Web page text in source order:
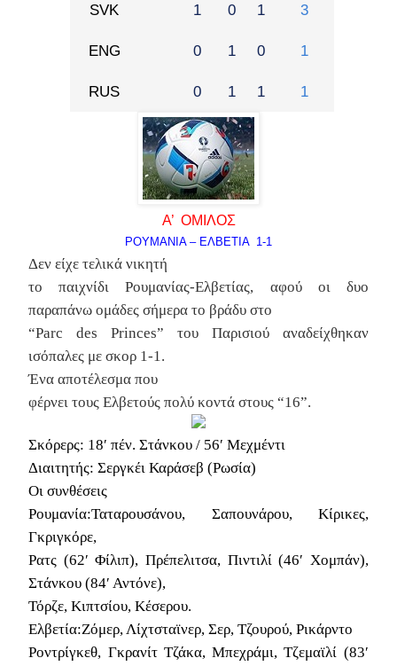
SVK 1 0 1 3
ENG 0 1 0 1
RUS 0 1 1 1
Α’ ΟΜΙΛΟΣ
ΡΟΥΜΑΝΙΑ – ΕΛΒΕΤΙΑ 1-1
Δεν είχε τελικά νικητή
το παιχνίδι Ρουμανίας-Ελβετίας, αφού οι δυο
παραπάνω ομάδες σήμερα το βράδυ στο
“Parc des Princes” του Παρισιού αναδείχθηκαν
ισόπαλες με σκορ 1-1.
Ένα αποτέλεσμα που
φέρνει τους Ελβετούς πολύ κοντά στους “16”.
Σκόρερς: 18′ πέν. Στάνκου / 56′ Μεχμέντι
Διαιτητής: Σεργκέι Καράσεβ (Ρωσία)
Οι συνθέσεις
Ρουμανία:Ταταρουσάνου, Σαπουνάρου, Κίρικες,
Γκριγκόρε,
Ρατς (62′ Φίλιπ), Πρέπελιτσα, Πιντιλί (46′ Χομπάν),
Στάνκου (84′ Αντόνε),
Τόρζε, Κιπτσίου, Κέσερου.
Ελβετία:Ζόμερ, Λίχτσταϊνερ, Σερ, Τζουρού, Ρικάρντο
Ροντρίγκεθ, Γκρανίτ Τζάκα, Μπεχράμι, Τζεμαϊλί (83′